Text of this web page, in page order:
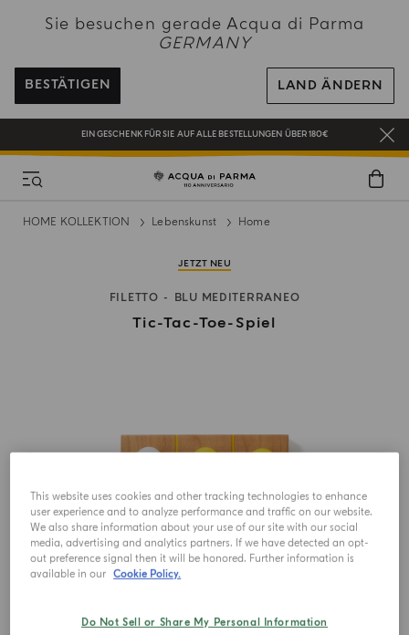
Sie besuchen gerade Acqua di Parma
GERMANY
BESTÄTIGEN LAND ÄNDERN
BERGAMOTTO LA SPUGNATURA
REGISTRIEREN SIE SICH UND GENIESSEN SIE EINE WELT VOLLER VORTEILE
EIN GESCHENK FÜR SIE AUF ALLE BESTELLUNGEN ÜBER 180€
HOME KOLLEKTION Lebenskunst Home
JETZT NEU
FILETTO BLU MEDITERRANEO
Tic-Tac-Toe-Spiel
This website uses cookies and other tracking technologies to enhance
user experience and to analyze performance and traffic on our website.
We also share information about your use of our site with our social
media, advertising and analytics partners. If we have detected an opt-
out preference signal then it will be honored. Further information is
available in our Cookie Policy.
Do Not Sell or Share My Personal Information